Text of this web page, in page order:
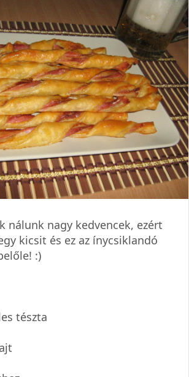
nálunk nagy kedvencek, ezért
kicsit és ez az ínycsiklandó
:)
tészta